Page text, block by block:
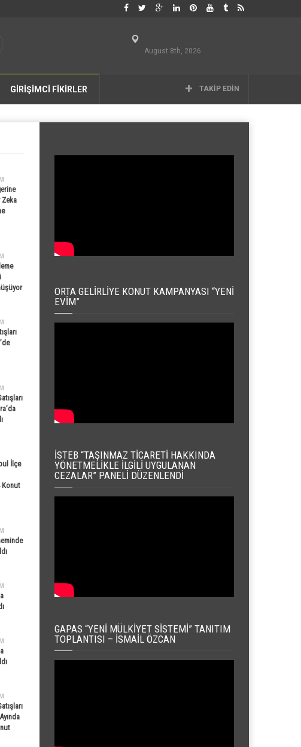
August 8th, 2026
GİRİŞİMCİ FİKİRLER TAKIP EDIN
Zeka
İlçe
Konut
ORTA GELIRLIYE KONUT KAMPANYASI “YENI
EVIM”
İSTEB “TAŞINMAZ TICARETI HAKKINDA
YÖNETMELIKLE İLGILI UYGULANAN
CEZALAR” PANELI DÜZENLENDI
GAPAS “YENI MÜLKIYET SISTEMI” TANITIM
TOPLANTISI – İSMAIL ÖZCAN